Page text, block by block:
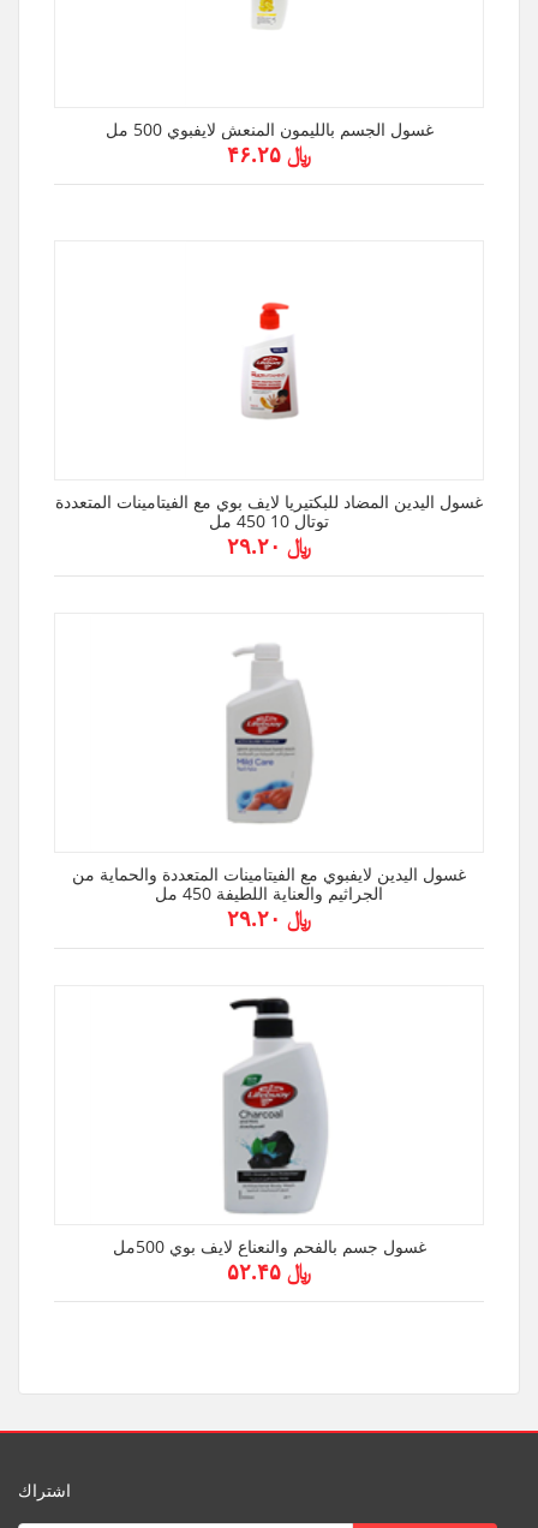
غسول الجسم بالليمون المنعش لايفبوي 500 مل
﷼ ۴۶.۲۵
غسول اليدين المضاد للبكتيريا لايف بوي مع الفيتامينات المتعددة
توتال 10 450 مل
﷼ ۲۹.۲۰
غسول اليدين لايفبوي مع الفيتامينات المتعددة والحماية من
الجراثيم والعناية اللطيفة 450 مل
﷼ ۲۹.۲۰
غسول جسم بالفحم والنعناع لايف بوي 500مل
﷼ ۵۲.۴۵
اشتراك